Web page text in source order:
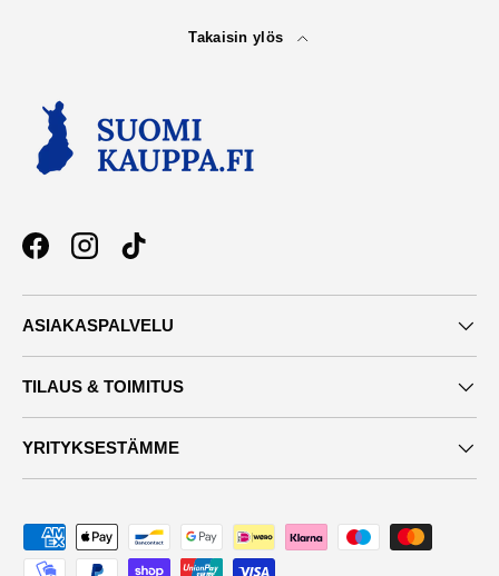
Takaisin ylös
FacebookInstagramTikTok
ASIAKASPALVELU
TILAUS & TOIMITUS
YRITYKSESTÄMME
Maksutavat